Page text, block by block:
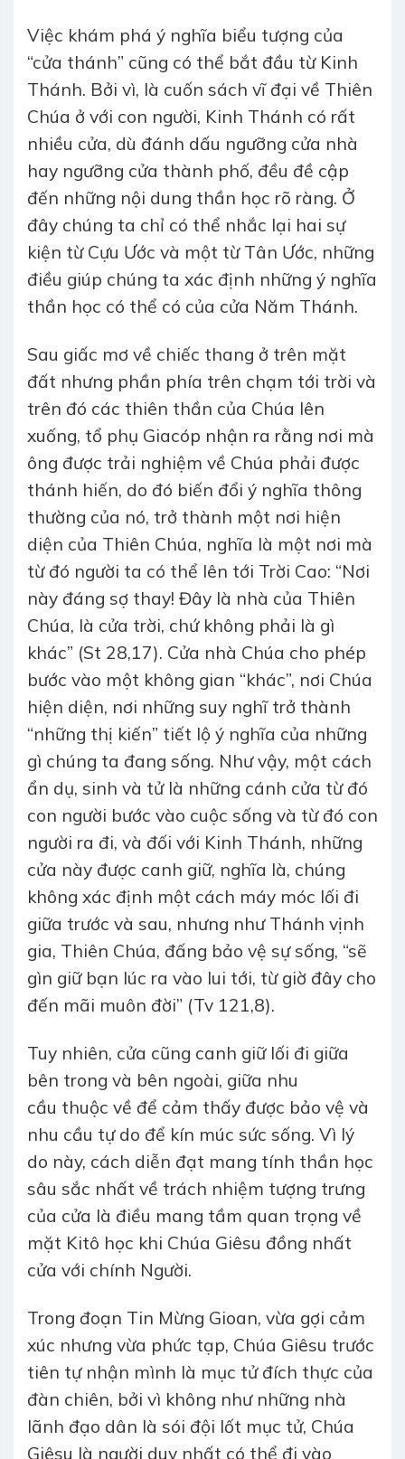
Việc khám phá ý nghĩa biểu tượng của
“cửa thánh” cũng có thể bắt đầu từ Kinh
Thánh. Bởi vì, là cuốn sách vĩ đại về Thiên
Chúa ở với con người, Kinh Thánh có rất
nhiều cửa, dù đánh dấu ngưỡng cửa nhà
hay ngưỡng cửa thành phố, đều đề cập
đến những nội dung thần học rõ ràng. Ở
đây chúng ta chỉ có thể nhắc lại hai sự
kiện từ Cựu Ước và một từ Tân Ước, những
điều giúp chúng ta xác định những ý nghĩa
thần học có thể có của cửa Năm Thánh.
Sau giấc mơ về chiếc thang ở trên mặt
đất nhưng phần phía trên chạm tới trời và
trên đó các thiên thần của Chúa lên
xuống, tổ phụ Giacóp nhận ra rằng nơi mà
ông được trải nghiệm về Chúa phải được
thánh hiến, do đó biến đổi ý nghĩa thông
thường của nó, trở thành một nơi hiện
diện của Thiên Chúa, nghĩa là một nơi mà
từ đó người ta có thể lên tới Trời Cao: “Nơi
này đáng sợ thay! Đây là nhà của Thiên
Chúa, là cửa trời, chứ không phải là gì
khác” (St 28,17). Cửa nhà Chúa cho phép
bước vào một không gian “khác”, nơi Chúa
hiện diện, nơi những suy nghĩ trở thành
“những thị kiến” tiết lộ ý nghĩa của những
gì chúng ta đang sống. Như vậy, một cách
ẩn dụ, sinh và tử là những cánh cửa từ đó
con người bước vào cuộc sống và từ đó con
người ra đi, và đối với Kinh Thánh, những
cửa này được canh giữ, nghĩa là, chúng
không xác định một cách máy móc lối đi
giữa trước và sau, nhưng như Thánh vịnh
gia, Thiên Chúa, đấng bảo vệ sự sống, “sẽ
gìn giữ bạn lúc ra vào lui tới, từ giờ đây cho
đến mãi muôn đời” (Tv 121,8).
Tuy nhiên, cửa cũng canh giữ lối đi giữa
bên trong và bên ngoài, giữa nhu
cầu thuộc về để cảm thấy được bảo vệ và
nhu cầu tự do để kín múc sức sống. Vì lý
do này, cách diễn đạt mang tính thần học
sâu sắc nhất về trách nhiệm tượng trưng
của cửa là điều mang tầm quan trọng về
mặt Kitô học khi Chúa Giêsu đồng nhất
cửa với chính Người.
Trong đoạn Tin Mừng Gioan, vừa gợi cảm
xúc nhưng vừa phức tạp, Chúa Giêsu trước
tiên tự nhận mình là mục tử đích thực của
đàn chiên, bởi vì không như những nhà
lãnh đạo dân là sói đội lốt mục tử, Chúa
Giêsu là người duy nhất có thể đi vào